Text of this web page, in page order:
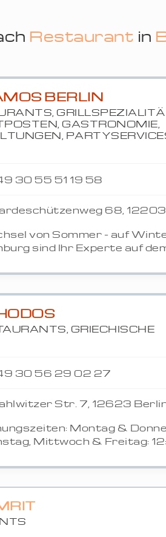
Restaurant in
BERLIN
GASTRONOMIE,
30 55 51 19 58
68,
von Sommer - auf
sind Ihr Experte auf
GRIECHISCHE
30 56 29 02 27
Str. 7, 12623
Montag &
Mittwoch & Freitag: